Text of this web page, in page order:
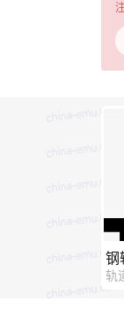
钢
轨